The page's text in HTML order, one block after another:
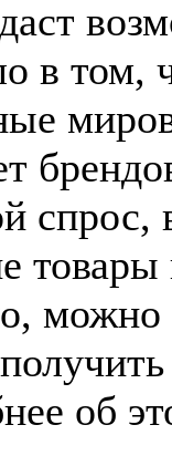
в том,
спрос,
можно
об